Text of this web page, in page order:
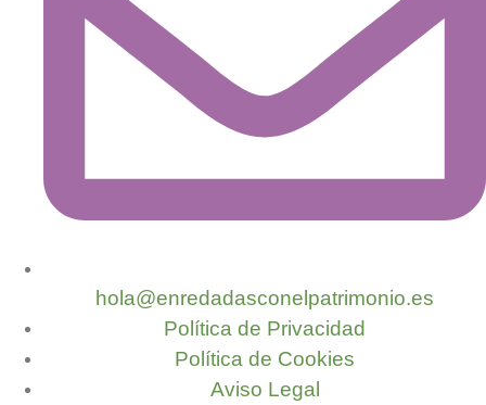
hola@enredadasconelpatrimonio.es
Política de Privacidad
Política de Cookies
Aviso Legal